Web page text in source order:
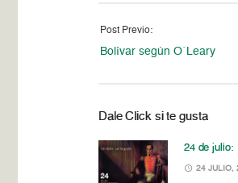
Post Previo:
Bolívar según O´Leary
Dale Click si te gusta
24 de julio:
24 JULIO,